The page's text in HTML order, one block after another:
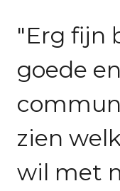
"Erg fijn
goede
zien
wil met